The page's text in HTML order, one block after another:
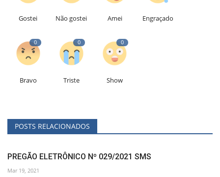
Gostei Não gostei Amei Engraçado
0
Bravo
0
Triste
0
Show
POSTS RELACIONADOS
PREGÃO ELETRÔNICO Nº 029/2021 SMS
Mar 19, 2021